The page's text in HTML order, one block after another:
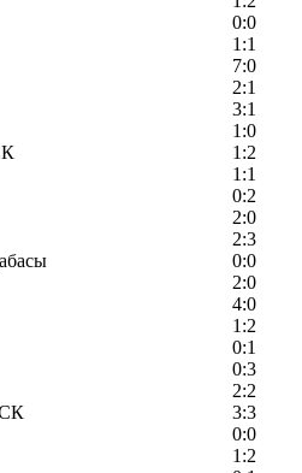
0:0
1:1
7:0
2:1
3:1
1:0
1:2
1:1
0:2
2:0
2:3
0:0
2:0
4:0
1:2
0:1
0:3
2:2
3:3
0:0
1:2